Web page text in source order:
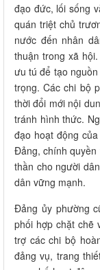
đạo đức, lối sống
quán triệt chủ
nước đến nhân
thuận trong xã
ưu tú để tạo
trọng. Các chi bộ
thời đổi mới nội
tránh hình thức.
đạo hoạt động
Đảng, chính quyền
thần cho người
dân vững mạnh.
Đảng ủy phường
phối hợp chặt chẽ
trợ các chi bộ
đảng vụ, trang